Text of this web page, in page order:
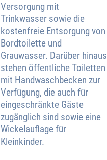
Versorgung mit
Trinkwasser sowie die
kostenfreie Entsorgung von
Bordtoilette und
Grauwasser. Darüber hinaus
stehen öffentliche Toiletten
mit Handwaschbecken zur
Verfügung, die auch für
eingeschränkte Gäste
zugänglich sind sowie eine
Wickelauflage für
Kleinkinder.